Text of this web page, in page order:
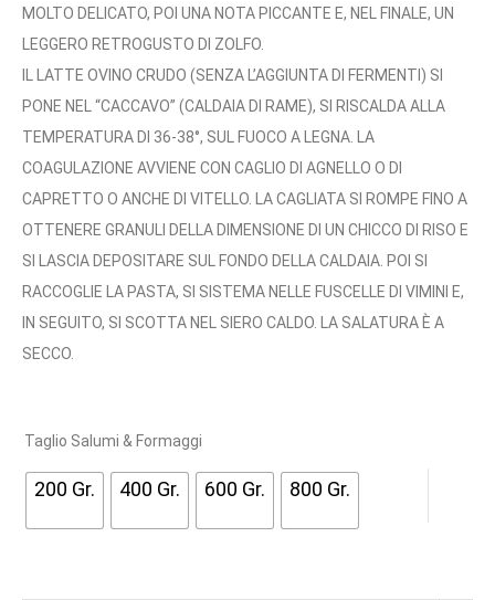
4
8
,
0
0
€
MOLTO DELICATO, POI UNA NOTA PICCANTE E, NEL FINALE, UN
LEGGERO RETROGUSTO DI ZOLFO.
IL LATTE OVINO CRUDO (SENZA L’AGGIUNTA DI FERMENTI) SI
PONE NEL “CACCAVO” (CALDAIA DI RAME), SI RISCALDA ALLA
TEMPERATURA DI 36-38°, SUL FUOCO A LEGNA. LA
COAGULAZIONE AVVIENE CON CAGLIO DI AGNELLO O DI
CAPRETTO O ANCHE DI VITELLO. LA CAGLIATA SI ROMPE FINO A
OTTENERE GRANULI DELLA DIMENSIONE DI UN CHICCO DI RISO E
SI LASCIA DEPOSITARE SUL FONDO DELLA CALDAIA. POI SI
RACCOGLIE LA PASTA, SI SISTEMA NELLE FUSCELLE DI VIMINI E,
IN SEGUITO, SI SCOTTA NEL SIERO CALDO. LA SALATURA È A
SECCO.
Taglio Salumi & Formaggi
200 Gr. 400 Gr. 600 Gr. 800 Gr.